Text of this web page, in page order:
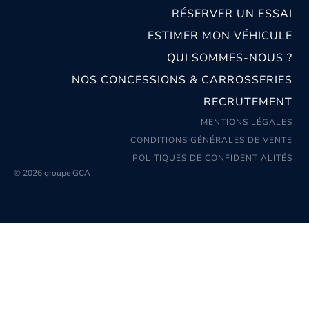
RÉSERVER UN ESSAI
ESTIMER MON VÉHICULE
QUI SOMMES-NOUS ?
NOS CONCESSIONS & CARROSSERIES
RECRUTEMENT
MENTIONS LÉGALES
CONDITIONS GÉNÉRALES DE VENTE
POLITIQUES DE CONFIDENTIALITÉS
© 2026 groupe GCA